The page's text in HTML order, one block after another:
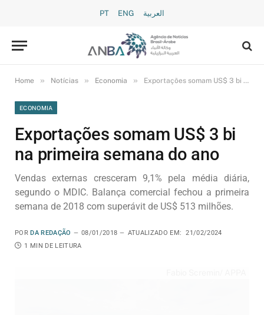
PT ENG العربية
Home » Notícias » Economia » Exportações somam US$ 3 bi na primeira semana do ano
ECONOMIA
Exportações somam US$ 3 bi
na primeira semana do ano
Vendas externas cresceram 9,1% pela média diária,
segundo o MDIC. Balança comercial fechou a primeira
semana de 2018 com superávit de US$ 513 milhões.
POR DA REDAÇÃO 08/01/2018 ATUALIZADO EM:
21/02/2024
1 MIN DE LEITURA